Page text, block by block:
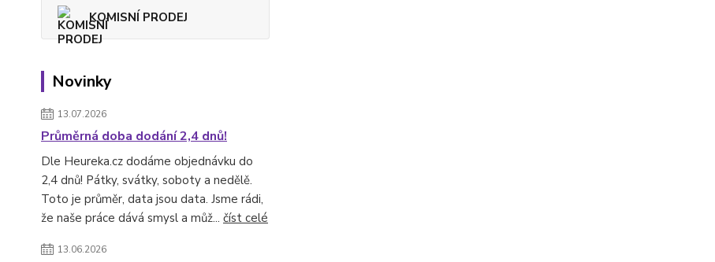
KOMISNÍ PRODEJ
Novinky
13.07.2026
Průměrná doba dodání 2,4 dnů!
Dle Heureka.cz dodáme objednávku do
2,4 dnů! Pátky, svátky, soboty a nedělě.
Toto je průměr, data jsou data. Jsme rádi,
že naše práce dává smysl a můž... číst celé
13.06.2026